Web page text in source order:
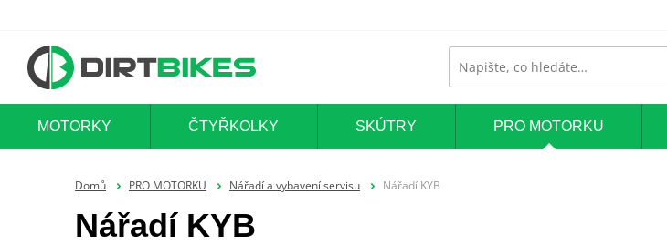
MOTORKY ČTYŘKOLKY SKÚTRY PRO MOTORKU
Domů PRO MOTORKU Nářadí a vybavení servisu Nářadí KYB
Nářadí KYB